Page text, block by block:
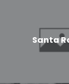
Santa